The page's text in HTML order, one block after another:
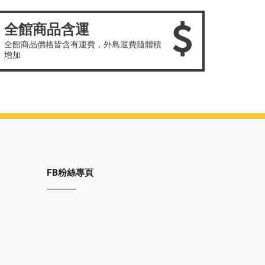
全館商品含運
全館商品價格皆含有運費，外島運費隨體積
增加
FB粉絲專頁